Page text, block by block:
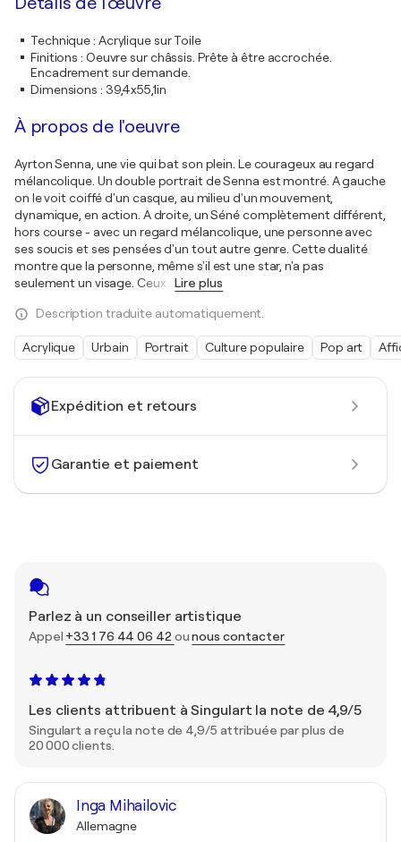
Expédition et retours
Garantie et paiement
Parlez à un conseiller artistique
Appel +33 1 76 44 06 42 ounous contacter
Les clients attribuent à Singulart la note de 4,9/5
Singulart a reçu la note de 4,9/5 attribuée par plus de
20 000 clients.
Inga Mihailovic
Allemagne
Technique: Acrylique sur Toile
Finitions : Oeuvre sur châssis. Prête à être accrochée.
Encadrement sur demande.
Dimensions : 39,4x55,1in
À propos de l'oeuvre
Ayrton Senna, une vie qui bat son plein. Le courageux au regard
mélancolique. Un double portrait de Senna est montré. A gauche
on le voit coiffé d'un casque, au milieu d'un mouvement,
dynamique, en action. A droite, un Séné complètement différent,
hors course - avec un regard mélancolique, une personne avec
ses soucis et ses pensées d'un tout autre genre. Cette dualité
montre que la personne, même s'il est une star, n'a pas
seulement un visage. Ceux
Lire plus
Description traduite automatiquement.
Acrylique Urbain Portrait Culture populaire Pop art